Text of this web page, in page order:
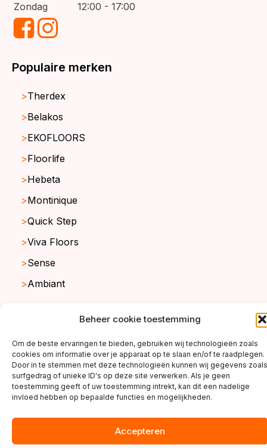
Beheer cookie toestemming
Om de beste ervaringen te bieden, gebruiken wij technologieën zoals
cookies om informatie over je apparaat op te slaan en/of te raadplegen.
Door in te stemmen met deze technologieën kunnen wij gegevens zoals
surfgedrag of unieke ID's op deze site verwerken. Als je geen
toestemming geeft of uw toestemming intrekt, kan dit een nadelige
invloed hebben op bepaalde functies en mogelijkheden.
Accepteren
Zondag
12:00 - 17:00
Populaire merken
Therdex
Belakos
EKOFLOORS
Floorlife
Hebeta
Montinique
Quick Step
Viva Floors
Sense
Ambiant